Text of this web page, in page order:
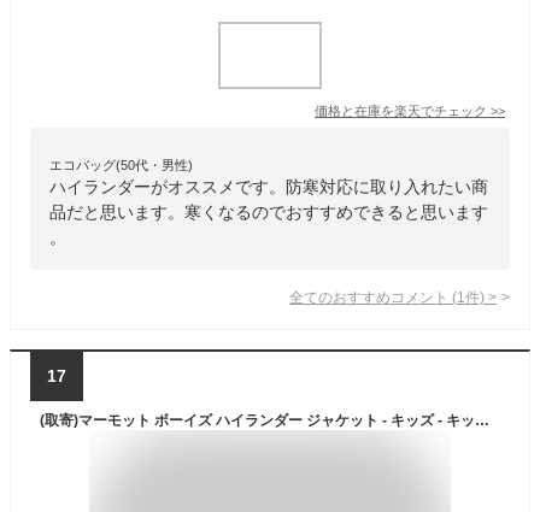
価格と在庫を楽天でチェック >>
エコバッグ(50代・男性)
ハイランダーがオススメです。防寒対応に取り入れたい商
品だと思います。寒くなるのでおすすめできると思います
。
全てのおすすめコメント (1 件) >
17
(取寄)マーモット ボーイズ ハイランダー ジャケット - キッズ - キッズ Marmot Boy's Highlander Jacket - Kids' - Kids Black